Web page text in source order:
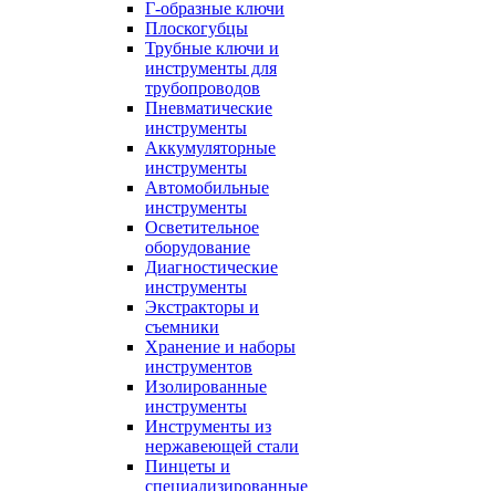
Г-образные ключи
Плоскогубцы
Трубные ключи и
инструменты для
трубопроводов
Пневматические
инструменты
Аккумуляторные
инструменты
Автомобильные
инструменты
Осветительное
оборудование
Диагностические
инструменты
Экстракторы и
съемники
Хранение и наборы
инструментов
Изолированные
инструменты
Инструменты из
нержавеющей стали
Пинцеты и
специализированные